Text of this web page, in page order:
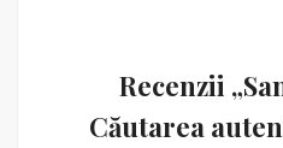
Recenzii
Căutarea